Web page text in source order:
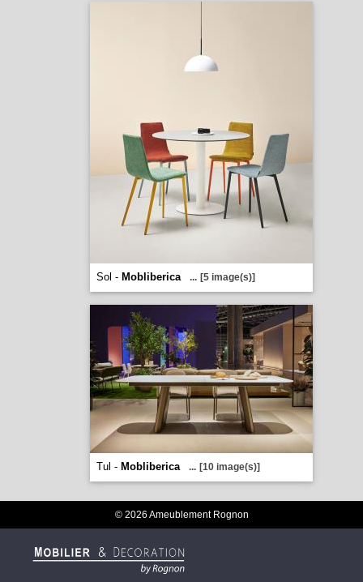
Sol - Mobliberica ... [5 image(s)]
Tul - Mobliberica ... [10 image(s)]
© 2026 Ameublement Rognon